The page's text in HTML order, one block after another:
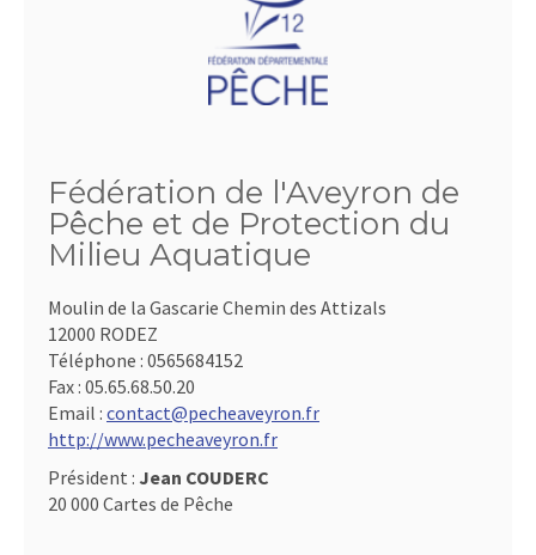
Fédération de l'Aveyron de
Pêche et de Protection du
Milieu Aquatique
Moulin de la Gascarie Chemin des Attizals
12000 RODEZ
Téléphone : 0565684152
Fax : 05.65.68.50.20
Email : contact@pecheaveyron.fr
http://www.pecheaveyron.fr
Président : Jean COUDERC
20 000 Cartes de Pêche